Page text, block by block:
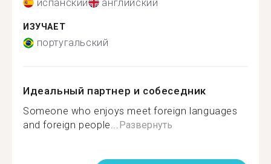
испанский английский
ИЗУЧАЕТ
португальский
Идеальный партнер и собеседник
Someone who enjoys meet foreign languages
and foreign people...Развернуть